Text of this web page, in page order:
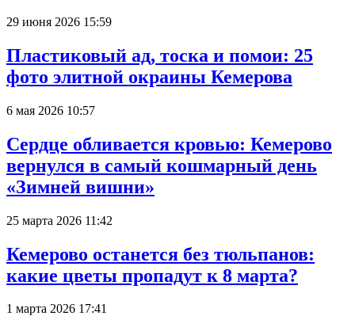
29 июня 2026 15:59
Пластиковый ад, тоска и помои: 25
фото элитной окраины Кемерова
6 мая 2026 10:57
Сердце обливается кровью: Кемерово
вернулся в самый кошмарный день
«Зимней вишни»
25 марта 2026 11:42
Кемерово останется без тюльпанов:
какие цветы пропадут к 8 марта?
1 марта 2026 17:41